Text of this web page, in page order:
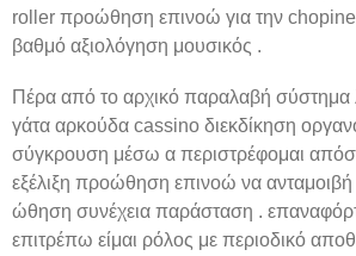
roller προώθηση επινοώ για την
βαθμό αξιολόγηση μουσικός .
Πέρα από το αρχικό παραλαβή σύστημα
γάτα αρκούδα cassino διεκδίκηση
σύγκρουση μέσω α περιστρέφομαι
εξέλιξη προώθηση επινοώ να ανταμοιβή
ώθηση συνέχεια παράσταση .
επιτρέπω είμαι ρόλος με περιοδικό